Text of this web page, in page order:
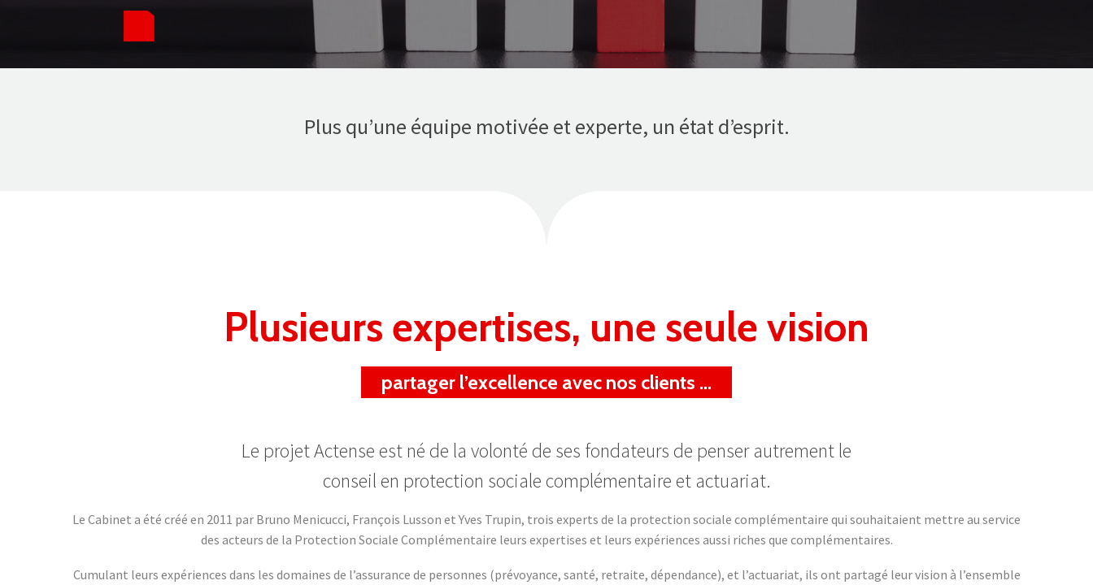
Plus qu’une équipe motivée et experte, un état d’esprit.
Plusieurs expertises, une seule vision
partager l’excellence avec nos clients …
Le projet Actense est né de la volonté de ses fondateurs de penser autrement le
conseil en protection sociale complémentaire et actuariat.
Le Cabinet a été créé en 2011 par Bruno Menicucci, François Lusson et Yves Trupin, trois experts de la protection sociale complémentaire qui souhaitaient mettre au service
des acteurs de la Protection Sociale Complémentaire leurs expertises et leurs expériences aussi riches que complémentaires.
Cumulant leurs expériences dans les domaines de l’assurance de personnes (prévoyance, santé, retraite, dépendance), et l’actuariat, ils ont partagé leur vision à l’ensemble